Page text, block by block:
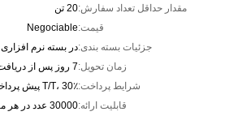
مقدار حداقل تعداد سفارش:20 تن
قیمت:Negociable
جزئیات بسته بندی:در بسته نرم افزاری
زمان تحویل:7 روز پس از دریافت پرداخت خود را
شرایط پرداخت:T/T، 30٪ پیش پرداخت
قابلیت ارائه:30000 عدد در هر ماه